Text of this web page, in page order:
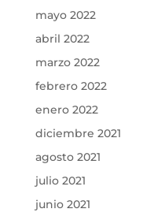
mayo 2022
abril 2022
marzo 2022
febrero 2022
enero 2022
diciembre 2021
agosto 2021
julio 2021
junio 2021